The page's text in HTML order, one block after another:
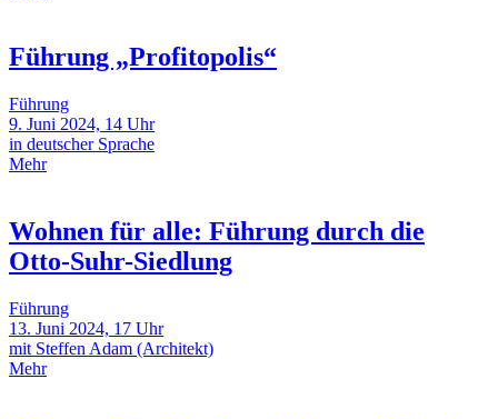
Führung „Profitopolis“
Führung
9. Juni 2024, 14 Uhr
in deutscher Sprache
Mehr
Wohnen für alle: Führung durch die
Otto-Suhr-Siedlung
Führung
13. Juni 2024, 17 Uhr
mit Steffen Adam (Architekt)
Mehr